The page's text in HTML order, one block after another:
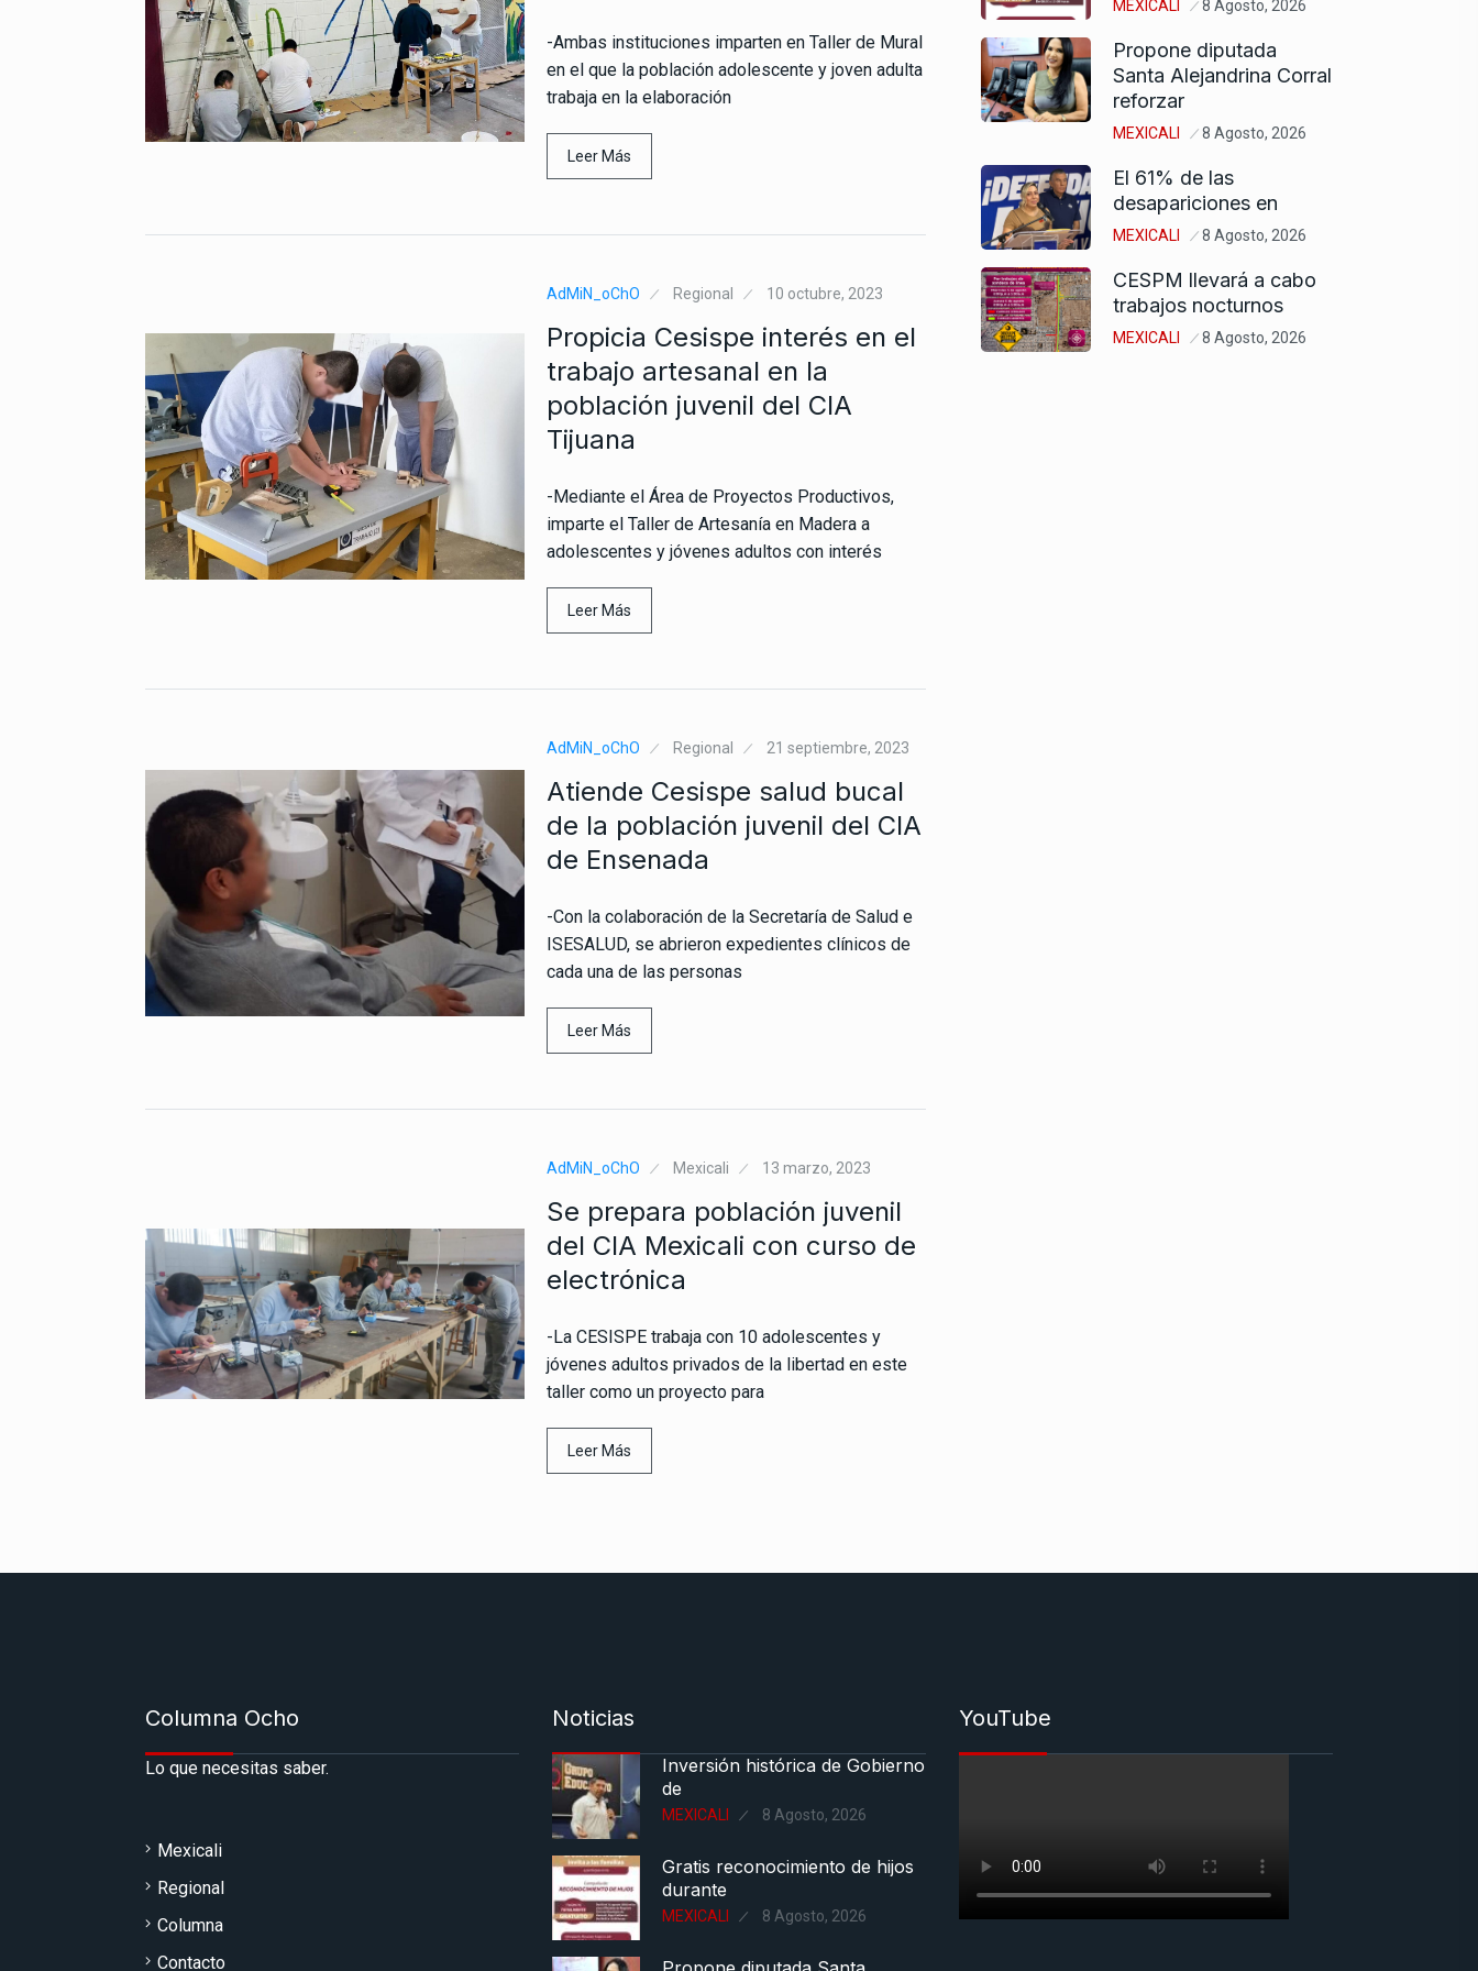
-Ambas instituciones imparten en Taller de Mural
en el que la población adolescente y joven adulta
trabaja en la elaboración
Leer Más
AdMiN_oChO Regional 10 octubre, 2023
Propicia Cesispe interés en el
trabajo artesanal en la
población juvenil del CIA
Tijuana
-Mediante el Área de Proyectos Productivos,
imparte el Taller de Artesanía en Madera a
adolescentes y jóvenes adultos con interés
Leer Más
AdMiN_oChO Regional 21 septiembre, 2023
Atiende Cesispe salud bucal
de la población juvenil del CIA
de Ensenada
-Con la colaboración de la Secretaría de Salud e
ISESALUD, se abrieron expedientes clínicos de
cada una de las personas
Leer Más
AdMiN_oChO Mexicali 13 marzo, 2023
Se prepara población juvenil
del CIA Mexicali con curso de
electrónica
-La CESISPE trabaja con 10 adolescentes y
jóvenes adultos privados de la libertad en este
taller como un proyecto para
Leer Más
MEXICALI 8 Agosto, 2026
Propone diputada
Santa Alejandrina Corral
reforzar
MEXICALI 8 Agosto, 2026
El 61% de las
desapariciones en
MEXICALI 8 Agosto, 2026
CESPM llevará a cabo
trabajos nocturnos
MEXICALI 8 Agosto, 2026
Columna Ocho
Lo que necesitas saber.
Mexicali
Regional
Columna
Contacto
Noticias
Inversión histórica de Gobierno
de
MEXICALI 8 Agosto, 2026
Gratis reconocimiento de hijos
durante
MEXICALI 8 Agosto, 2026
YouTube